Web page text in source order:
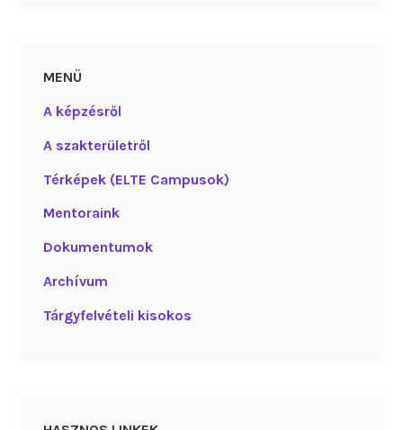
MENÜ
A képzésről
A szakterületről
Térképek (ELTE Campusok)
Mentoraink
Dokumentumok
Archívum
Tárgyfelvételi kisokos